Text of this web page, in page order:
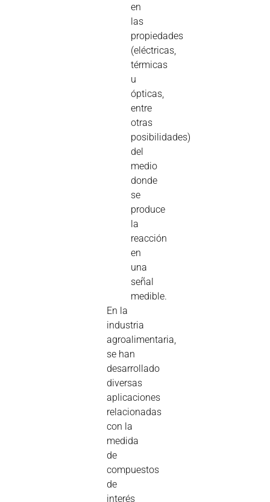
en
las
propiedades
(eléctricas,
térmicas
u
ópticas,
entre
otras
posibilidades)
del
medio
donde
se
produce
la
reacción
en
una
señal
medible.
En la
industria
agroalimentaria,
se han
desarrollado
diversas
aplicaciones
relacionadas
con la
medida
de
compuestos
de
interés